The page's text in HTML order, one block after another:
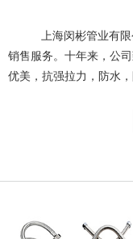
上海闵彬管业有
销售服务。十年来，公
优美，抗强拉力，防水